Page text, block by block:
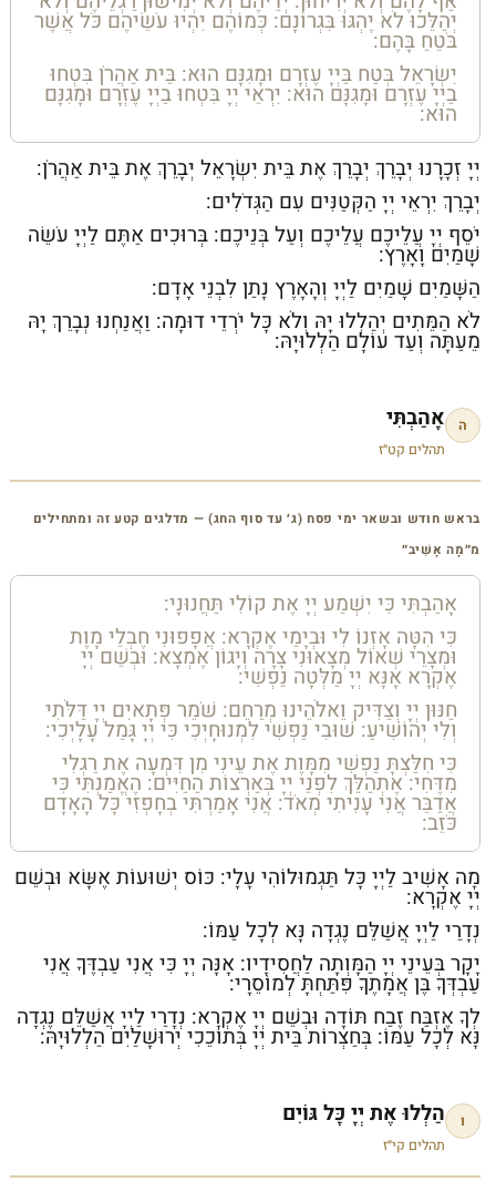
יְהַלֵּכוּ לֹא יֶהְגּוּ בִּגְרוֹנָם: כְּמוֹהֶם יִהְיוּ עֹשֵׂיהֶם כֹּל אֲשֶׁר
בֹּטֵחַ בָּהֶם:
יִשְׂרָאֵל בְּטַח בַּיְיָ עֶזְרָם וּמָגִנָּם הוּא: בֵּית אַהֲרֹן בִּטְחוּ
בַיְיָ עֶזְרָם וּמָגִנָּם הוּא: יִרְאֵי יְיָ בִּטְחוּ בַיְיָ עֶזְרָם וּמָגִנָּם
הוּא:
יְיָ זְכָרָנוּ יְבָרֵךְ יְבָרֵךְ אֶת בֵּית יִשְׂרָאֵל יְבָרֵךְ אֶת בֵּית אַהֲרֹן:
יְבָרֵךְ יִרְאֵי יְיָ הַקְּטַנִּים עִם הַגְּדֹלִים:
יֹסֵף יְיָ עֲלֵיכֶם עֲלֵיכֶם וְעַל בְּנֵיכֶם: בְּרוּכִים אַתֶּם לַיְיָ עֹשֵׂה
שָׁמַיִם וָאָרֶץ:
הַשָּׁמַיִם שָׁמַיִם לַיְיָ וְהָאָרֶץ נָתַן לִבְנֵי אָדָם:
לֹא הַמֵּתִים יְהַלְלוּ יָהּ וְלֹא כָּל יֹרְדֵי דוּמָה: וַאֲנַחְנוּ נְבָרֵךְ יָהּ
מֵעַתָּה וְעַד עוֹלָם הַלְלוּיָהּ:
ה אָהַבְתִּי
תהלים קט״ז
בראש חודש ובשאר ימי פסח (ג׳ עד סוף החג) — מדלגים קטע זה ומתחילים
מ״מָה אָשִׁיב״
אָהַבְתִּי כִּי יִשְׁמַע יְיָ אֶת קוֹלִי תַּחֲנוּנָי:
כִּי הִטָּה אָזְנוֹ לִי וּבְיָמַי אֶקְרָא: אֲפָפוּנִי חֶבְלֵי מָוֶת
וּמְצָרֵי שְׁאוֹל מְצָאוּנִי צָרָה וְיָגוֹן אֶמְצָא: וּבְשֵׁם יְיָ
אֶקְרָא אָנָּא יְיָ מַלְּטָה נַפְשִׁי:
חַנּוּן יְיָ וְצַדִּיק וֵאלֹהֵינוּ מְרַחֵם: שֹׁמֵר פְּתָאיִם יְיָ דַּלֹּתִי
וְלִי יְהוֹשִׁיעַ: שׁוּבִי נַפְשִׁי לִמְנוּחָיְכִי כִּי יְיָ גָּמַל עָלָיְכִי:
כִּי חִלַּצְתָּ נַפְשִׁי מִמָּוֶת אֶת עֵינִי מִן דִּמְעָה אֶת רַגְלִי
מִדֶּחִי: אֶתְהַלֵּךְ לִפְנֵי יְיָ בְּאַרְצוֹת הַחַיִּים: הֶאֱמַנְתִּי כִּי
אֲדַבֵּר אֲנִי עָנִיתִי מְאֹד: אֲנִי אָמַרְתִּי בְחָפְזִי כָּל הָאָדָם
כֹּזֵב:
מָה אָשִׁיב לַיְיָ כָּל תַּגְמוּלוֹהִי עָלָי: כּוֹס יְשׁוּעוֹת אֶשָּׂא וּבְשֵׁם
יְיָ אֶקְרָא:
נְדָרַי לַיְיָ אֲשַׁלֵּם נֶגְדָה נָּא לְכָל עַמּוֹ:
יָקָר בְּעֵינֵי יְיָ הַמָּוְתָה לַחֲסִידָיו: אָנָּה יְיָ כִּי אֲנִי עַבְדֶּךָ אֲנִי
עַבְדְּךָ בֶּן אֲמָתֶךָ פִּתַּחְתָּ לְמוֹסֵרָי:
לְךָ אֶזְבַּח זֶבַח תּוֹדָה וּבְשֵׁם יְיָ אֶקְרָא: נְדָרַי לַיְיָ אֲשַׁלֵּם נֶגְדָה
נָּא לְכָל עַמּוֹ: בְּחַצְרוֹת בֵּית יְיָ בְּתוֹכֵכִי יְרוּשָׁלַיִם הַלְלוּיָהּ:
ו הַלְלוּ אֶת יְיָ כָּל גּוֹיִם
תהלים קי״ז